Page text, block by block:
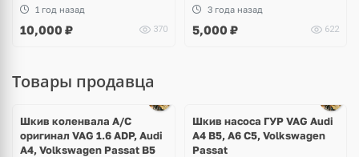
1 год назад
10,000 ₽ 370
3 года назад
5,000 ₽ 622
Товары продавца
Шкив коленвала A/C
оригинал VAG 1.6 ADP, Audi
A4, Volkswagen Passat B5
Шкив насоса ГУР VAG Audi
A4 B5, A6 C5, Volkswagen
Passat